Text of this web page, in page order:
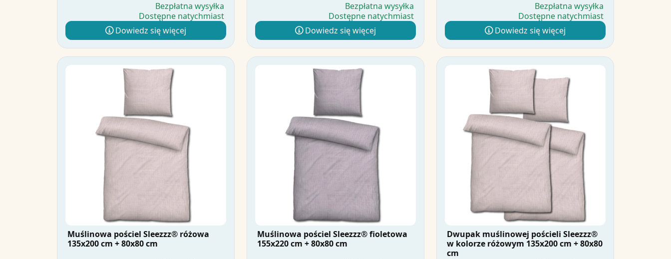
Bezpłatna wysyłka
Dostępne natychmiast
Dowiedz się więcej
Bezpłatna wysyłka
Dostępne natychmiast
Dowiedz się więcej
Bezpłatna wysyłka
Dostępne natychmiast
Dowiedz się więcej
Muślinowa pościel Sleezzz® różowa
135x200 cm + 80x80 cm
Muślinowa pościel Sleezzz® fioletowa
155x220 cm + 80x80 cm
Dwupak muślinowej pościeli Sleezzz®
w kolorze różowym 135x200 cm + 80x80
cm